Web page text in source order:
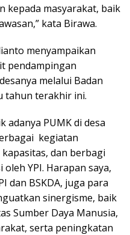
kepada masyarakat, baik
kata Birawa.
menyampaikan
pendampingan
melalui Badan
tahun terakhir ini.
adanya PUMK di desa
kegiatan
dan berbagi
YPI. Harapan saya,
dan BSKDA, juga para
sinergisme, baik
Sumber Daya Manusia,
serta peningkatan